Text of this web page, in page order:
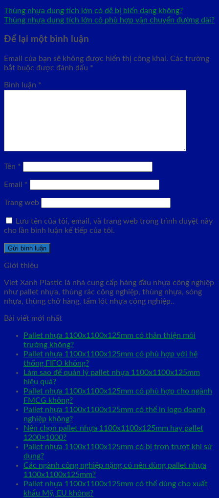
Thùng nhựa dung tích lớn có dễ bị biến dạng không?
Thùng nhựa dung tích lớn có phù hợp vận chuyển đường dài?
Để lại một bình luận
Email của bạn sẽ không được hiển thị công khai. Các trường
bắt buộc được đánh dấu *
Bình luận *
Tên *
Email *
Trang web
Lưu tên của tôi, email, và trang web trong trình duyệt này
cho lần bình luận kế tiếp của tôi.
Giới thiệu
Viet Xanh Plastic là nhà cung cấp hàng đầu nhựa công nghiệp
như pallet nhựa, thùng rác công nghiệp, thùng nhựa, sóng
nhựa, thùng chở hàng, tấm lót nhựa công nghiệp..
Bài viết mới nhất
Pallet nhựa 1100x1100x125mm có thân thiện môi
trường không?
Pallet nhựa 1100x1100x125mm có phù hợp với hệ
thống FIFO không?
Làm sao để quản lý pallet nhựa 1100x1100x125mm
hiệu quả?
Pallet nhựa 1100x1100x125mm có phù hợp cho ngành
FMCG không?
Pallet nhựa 1100x1100x125mm có thể in logo doanh
nghiệp không?
Nên chọn pallet nhựa 1100x1100x125mm hay pallet
1200×1000?
Pallet nhựa 1100x1100x125mm có bị trơn trượt khi sử
dụng?
Các ngành công nghiệp nặng có nên dùng pallet nhựa
1100x1100x125mm?
Pallet nhựa 1100x1100x125mm có thể dùng cho xuất
khẩu Mỹ, EU không?